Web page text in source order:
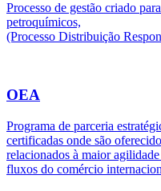
Processo de gestão criado
petroquímicos,
(Processo Distribuição
OEA
Programa de parceria
certificadas onde são
relacionados à maior
fluxos do comércio